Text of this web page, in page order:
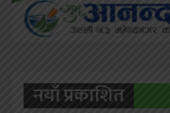
नयाँ प्रकाशित